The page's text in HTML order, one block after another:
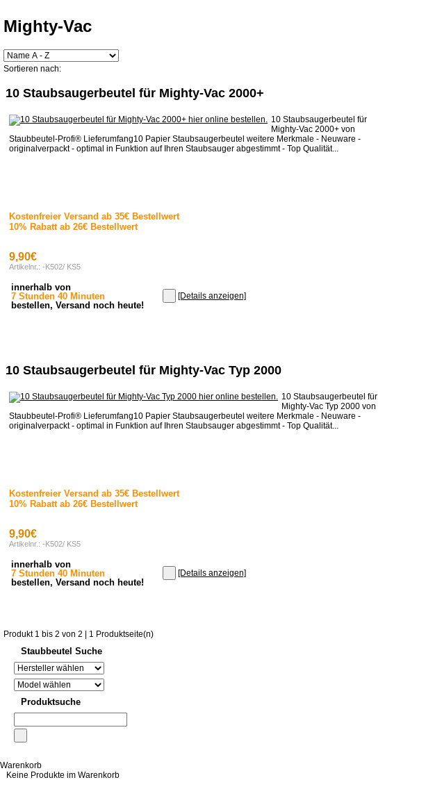
Mighty-Vac
Sortieren nach:
10 Staubsaugerbeutel für Mighty-Vac 2000+
10 Staubsaugerbeutel für
Mighty-Vac 2000+ von
Staubbeutel-Profi® Lieferumfang10 Papier Staubsaugerbeutel weitere Merkmale - Neuware -
originalverpackt - optimal in Funktion auf Ihren Staubsauger abgestimmt - Top Qualität...
Kostenfreier Versand ab 35€ Bestellwert
10% Rabatt ab 26€ Bestellwert
9,90€
Artikelnr.: -K502/ KS5
innerhalb von
7 Stunden 40 Minuten
bestellen, Versand noch heute!
[Details anzeigen]
10 Staubsaugerbeutel für Mighty-Vac Typ 2000
10 Staubsaugerbeutel für
Mighty-Vac Typ 2000 von
Staubbeutel-Profi® Lieferumfang10 Papier Staubsaugerbeutel weitere Merkmale - Neuware -
originalverpackt - optimal in Funktion auf Ihren Staubsauger abgestimmt - Top Qualität...
Kostenfreier Versand ab 35€ Bestellwert
10% Rabatt ab 26€ Bestellwert
9,90€
Artikelnr.: -K502/ KS5
innerhalb von
7 Stunden 40 Minuten
bestellen, Versand noch heute!
[Details anzeigen]
Produkt 1 bis 2 von 2 | 1 Produktseite(n)
Staubbeutel Suche
Produktsuche
Warenkorb
Keine Produkte im Warenkorb